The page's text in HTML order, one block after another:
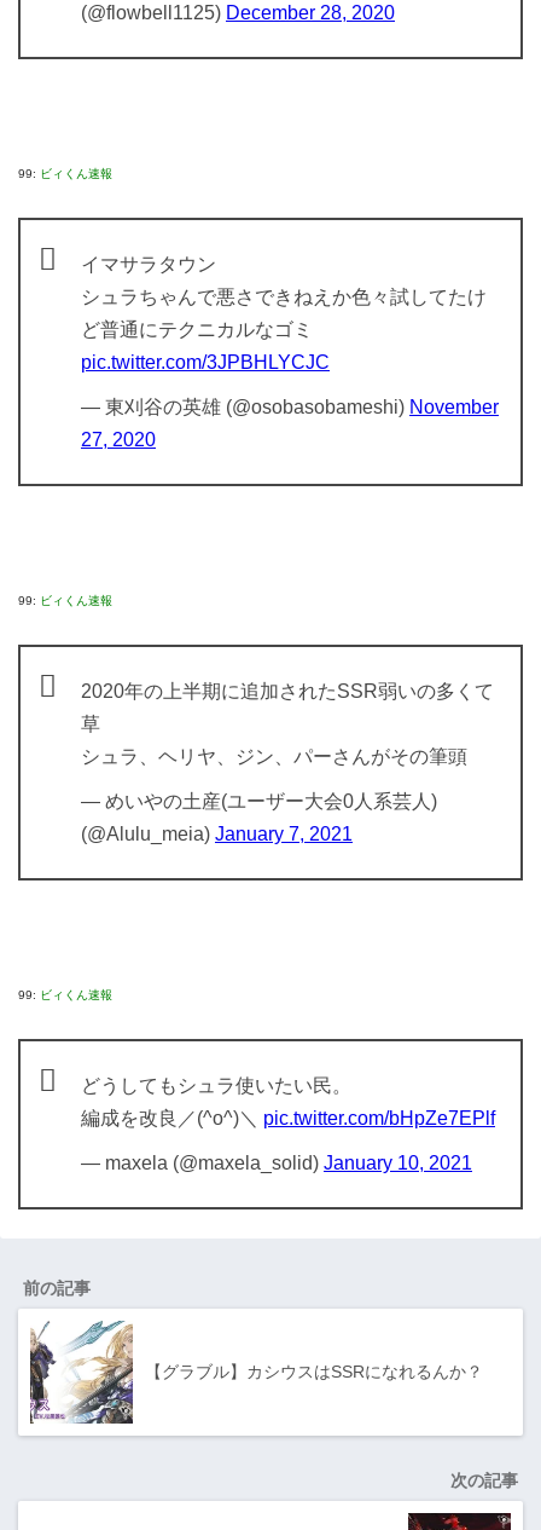
(@flowbell1125) December 28, 2020
99: ビィくん速報
イマサラタウン
シュラちゃんで悪さできねえか色々試してたけ
ど普通にテクニカルなゴミ
pic.twitter.com/3JPBHLYCJC
— 東刈谷の英雄 (@osobasobameshi) November
27, 2020
99: ビィくん速報
2020年の上半期に追加されたSSR弱いの多くて
草
シュラ、ヘリヤ、ジン、パーさんがその筆頭
— めいやの土産(ユーザー大会0人系芸人)
(@Alulu_meia) January 7, 2021
99: ビィくん速報
どうしてもシュラ使いたい民。
編成を改良／(^o^)＼ pic.twitter.com/bHpZe7EPlf
— maxela (@maxela_solid) January 10, 2021
前の記事
【グラブル】カシウスはSSRになれるんか？
次の記事